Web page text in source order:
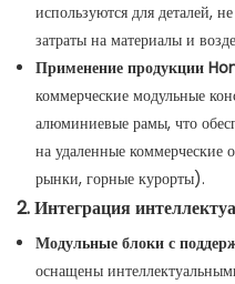
используются для деталей,
затраты на материалы и
Применение продукции
коммерческие модульные
алюминиевые рамы, что
на удаленные коммерческие
рынки, горные курорты).
2. Интеграция
Модульные блоки с
оснащены